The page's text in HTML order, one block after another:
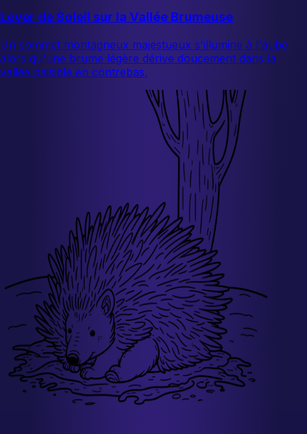
Lever de Soleil sur la Vallée Brumeuse
Un sommet montagneux majestueux s'illumine à l'aube
alors qu'une brume légère dérive doucement dans la
vallée paisible en contrebas.